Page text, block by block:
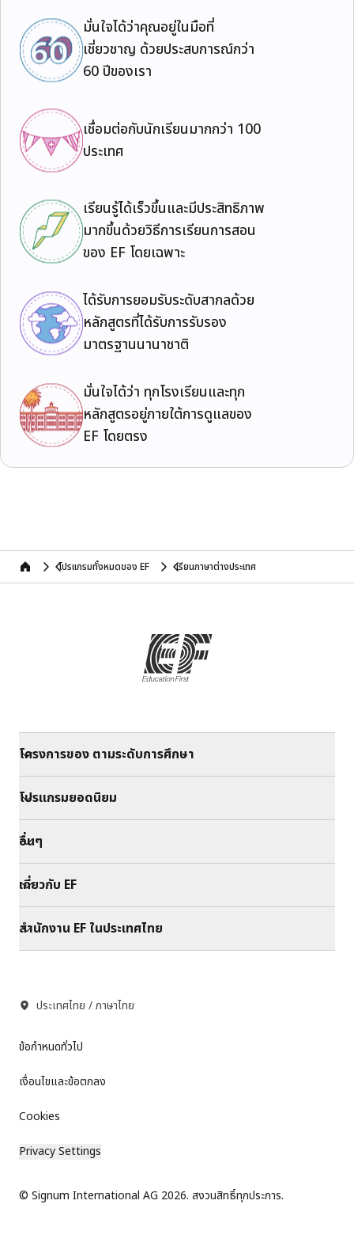
มั่นใจได้ว่าคุณอยู่ในมือที่
เชี่ยวชาญ ด้วยประสบการณ์กว่า
60 ปีของเรา
เชื่อมต่อกับนักเรียนมากกว่า 100
ประเทศ
เรียนรู้ได้เร็วขึ้นและมีประสิทธิภาพ
มากขึ้นด้วยวิธีการเรียนการสอน
ของ EF โดยเฉพาะ
ได้รับการยอมรับระดับสากลด้วย
หลักสูตรที่ได้รับการรับรอง
มาตรฐานนานาชาติ
มั่นใจได้ว่า ทุกโรงเรียนและทุก
หลักสูตรอยู่ภายใต้การดูแลของ
EF โดยตรง
home โปรแกรมทั้งหมดของ EF เรียนภาษาต่างประเทศ
โครงการของ ตามระดับการศึกษา
โปรแกรมยอดนิยม
อื่นๆ
เกี่ยวกับ EF
สำนักงาน EF ในประเทศไทย
ประเทศไทย / ภาษาไทย
ข้อกำหนดทั่วไป
เงื่อนไขและข้อตกลง
Cookies
Privacy Settings
© Signum International AG 2026. สงวนสิทธิ์ทุกประการ.